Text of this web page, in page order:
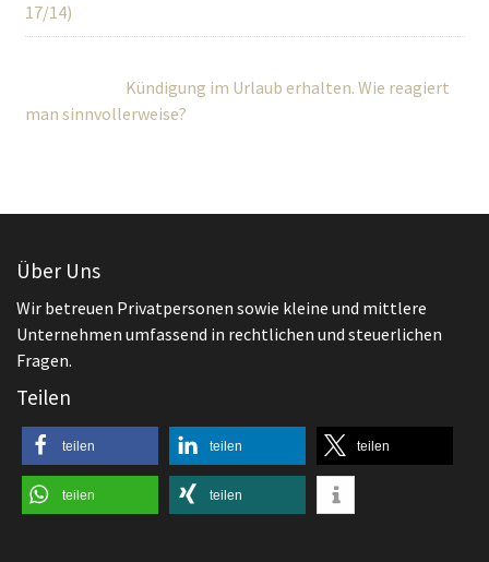
17/14)
Kündigung im Urlaub erhalten. Wie reagiert
man sinnvollerweise?
Über Uns
Wir betreuen Privatpersonen sowie kleine und mittlere
Unternehmen umfassend in rechtlichen und steuerlichen
Fragen.
Teilen
teilen teilen teilen
teilen teilen